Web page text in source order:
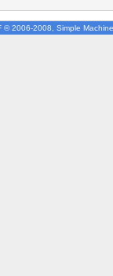
© 2006-2008, Simple